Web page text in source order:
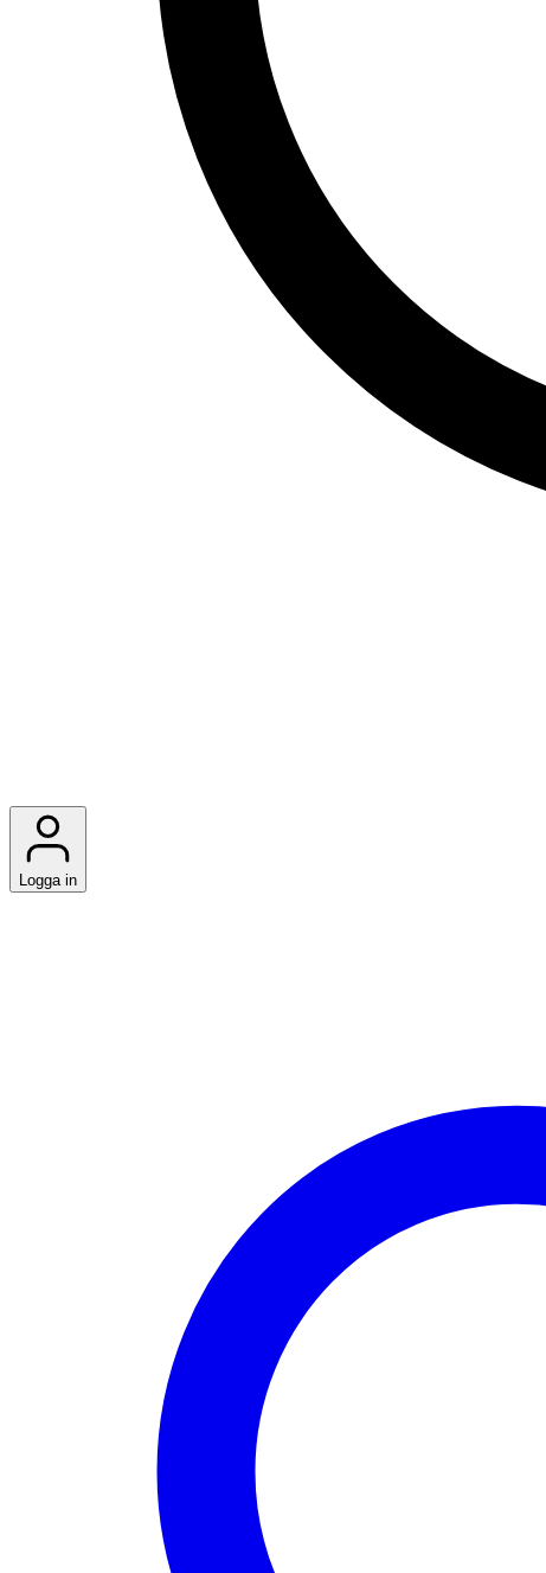
Logga in